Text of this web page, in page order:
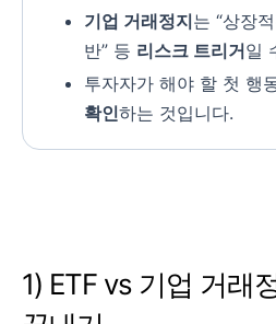
기업 거래정지는 “상장
반” 등 리스크 트리거일
투자자가 해야 할 첫 행
확인하는 것입니다.
1) ETF vs 기업 거래